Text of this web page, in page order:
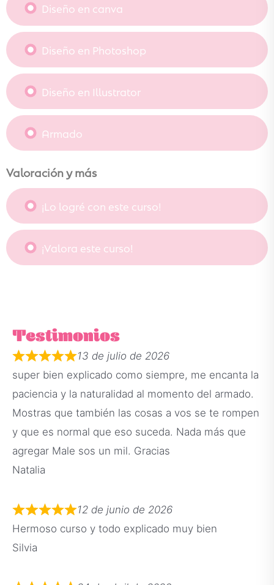
Diseño en canva
Diseño en Photoshop
Diseño en Illustrator
Armado
Valoración y más
¡Lo logré con este curso!
¡Valora este curso!
Testimonios
13 de julio de 2026
super bien explicado como siempre, me encanta la
paciencia y la naturalidad al momento del armado.
Mostras que también las cosas a vos se te rompen
y que es normal que eso suceda. Nada más que
agregar Male sos un mil. Gracias
Natalia
12 de junio de 2026
Hermoso curso y todo explicado muy bien
Silvia